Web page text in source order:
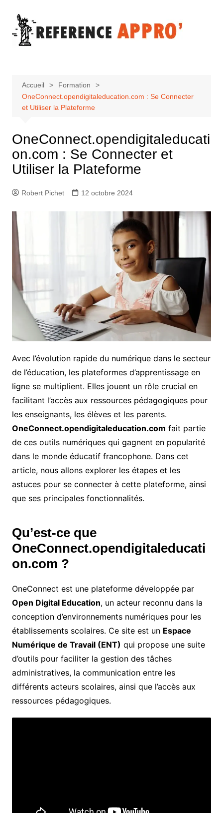
contenu
Accueil
Formation
OneConnect.opendigitaleducation.com : Se Connecter
et Utiliser la Plateforme
OneConnect.opendigitaleducati
on.com : Se Connecter et
Utiliser la Plateforme
Robert Pichet 12 octobre 2024
Avec l’évolution rapide du numérique dans le secteur
de l’éducation, les plateformes d’apprentissage en
ligne se multiplient. Elles jouent un rôle crucial en
facilitant l’accès aux ressources pédagogiques pour
les enseignants, les élèves et les parents.
OneConnect.opendigitaleducation.com fait partie
de ces outils numériques qui gagnent en popularité
dans le monde éducatif francophone. Dans cet
article, nous allons explorer les étapes et les
astuces pour se connecter à cette plateforme, ainsi
que ses principales fonctionnalités.
Qu’est-ce que
OneConnect.opendigitaleducati
on.com ?
OneConnect est une plateforme développée par
Open Digital Education, un acteur reconnu dans la
conception d’environnements numériques pour les
établissements scolaires. Ce site est un Espace
Numérique de Travail (ENT) qui propose une suite
d’outils pour faciliter la gestion des tâches
administratives, la communication entre les
différents acteurs scolaires, ainsi que l’accès aux
ressources pédagogiques.